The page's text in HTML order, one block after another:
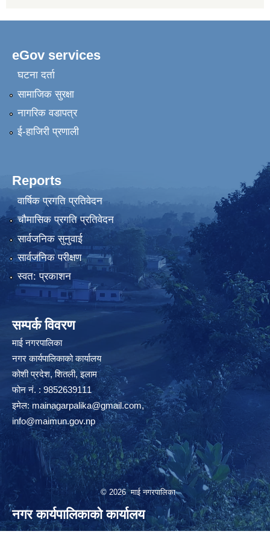
eGov services
घटना दर्ता
सामाजिक सुरक्षा
नागरिक वडापत्र
ई-हाजिरी प्रणाली
Reports
वार्षिक प्रगति प्रतिवेदन
चौमासिक प्रगति प्रतिवेदन
सार्वजनिक सुनुवाई
सार्वजनिक परीक्षण
स्वत: प्रकाशन
सम्पर्क विवरण
माई नगरपालिका
नगर कार्यपालिकाको कार्यालय
कोशी प्रदेश, शितली, इलाम
फोन नं. : 9852639111
इमेल:mainagarpalika@gmail.com,
info@maimun.gov.np
© 2026 माई नगरपालिका
नगर कार्यपालिकाको कार्यालय